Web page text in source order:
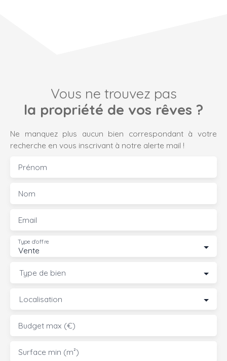
Vous ne trouvez pas
la propriété de vos rêves ?
Ne manquez plus aucun bien correspondant à votre
recherche en vous inscrivant à notre alerte mail !
Prénom
Nom
Email
Vente
Type d'offre
Type de bien
Localisation
Budget max (€)
Surface min (m²)